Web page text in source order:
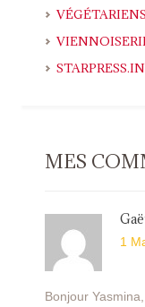
VÉGÉTARIENS
MES
1
Bonjour